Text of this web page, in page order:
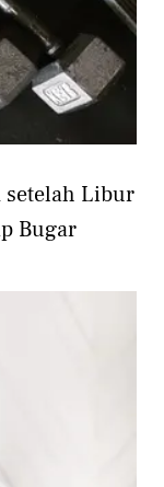
setelah Libur
Bugar